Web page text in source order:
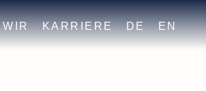
WIR KARRIERE DE EN